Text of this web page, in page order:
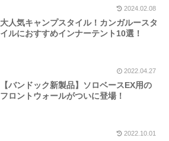
2024.02.08
大人気キャンプスタイル！カンガルースタ
イルにおすすめインナーテント10選！
2022.04.27
【バンドック新製品】ソロベースEX用の
フロントウォールがついに登場！
2022.10.01